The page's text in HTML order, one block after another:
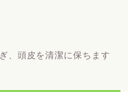
、頭皮を清潔に保ちます